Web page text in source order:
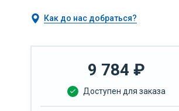
Как до нас добраться?
9 784 ₽
Доступен для заказа